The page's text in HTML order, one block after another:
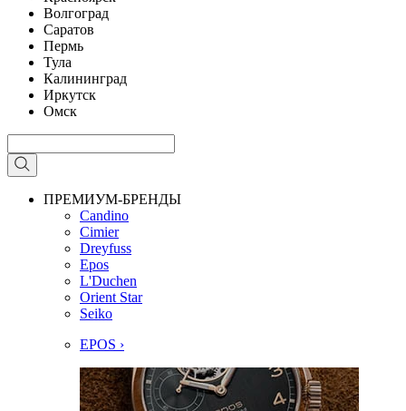
Волгоград
Саратов
Пермь
Тула
Калининград
Иркутск
Омск
ПРЕМИУМ-БРЕНДЫ
Candino
Cimier
Dreyfuss
Epos
L'Duchen
Orient Star
Seiko
EPOS ›